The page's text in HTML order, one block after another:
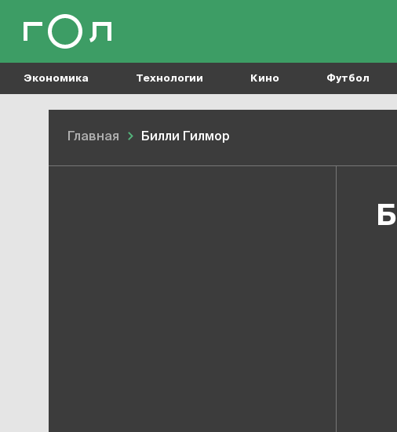
Экономика Технологии Кино Футбол
Главная Билли Гилмор